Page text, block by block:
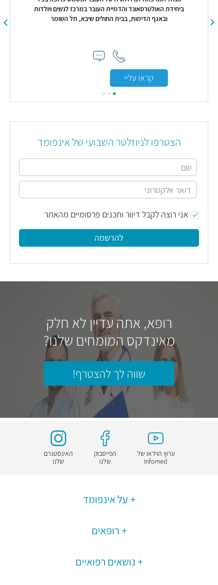
ביחידת האולטרסאונד והדמיית העובר במרכז לנשים ויולדות
ובאגף הדימות, בבית החולים שיבא, תל השומר
קראו עליי
הצטרפו לניוזלטר השבועי של אינפומד
אני רוצה לקבל דיוור ותכנים פרסומיים מהאתר
להרשמה
רופא, אתה עדיין לא חלק
מאינדקס המומחים שלנו?
שווה לך להצטרף!
ערוץ הוידאו של
Infomed
הפייסבוק
שלנו
האינסטגרם
שלנו
על אינפומד
רופאים
נושאים רפואיים